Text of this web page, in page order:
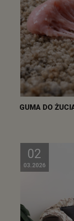
GUMA DO
02
03.2026